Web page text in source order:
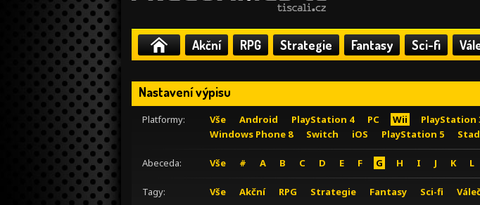
Akční RPG Strategie Fantasy Sci-fi
Nastavení výpisu
Platformy: Vše Android PlayStation 4 PC Wii PlayStation
Windows Phone 8
Switch iOS PlayStation 5
Abeceda: Vše # A B C D E F G H I J K L
Tagy: Vše Akční RPG Strategie Fantasy Sci-fi